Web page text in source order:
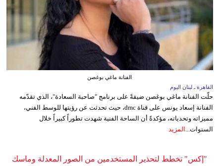
الفنانة ماغي بوغصن
القاهرة ـ لبنان اليوم
حلّت الفنانة ماغي بوغصن ضيفةً على برنامج "صاحبة السعادة"، الذي تقدّمه
الفنانة إسعاد يونس على قناة dmc، حيث تحدثت عن رؤيتها للوسط الفني،
مميزاته وتحدياته، مؤكدةً أن الساحة الفنية شهدت تطوراً كبيراً خلال
السنوات... المزيد
"إكس" تخطط لتحذير المستخدمين من الصور المعدلة وماسك